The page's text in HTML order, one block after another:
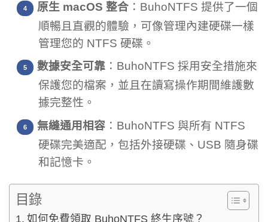
原生 macOS 整合 ：BuhoNTFS 提供了一個
順暢且直觀的體驗，可像管理內建硬碟一樣
管理您的 NTFS 硬碟。
數據安全可靠 ：BuhoNTFS 採用安全措施來
保護您的檔案，並且在讀寫操作期間維護數
據完整性。
無縫通用相容 ：BuhoNTFS 與所有 NTFS
硬碟完美適配，包括外接硬碟、USB 隨身碟
和記憶卡。
目錄
如何免費領取 BuhoNTFS 終生序號？